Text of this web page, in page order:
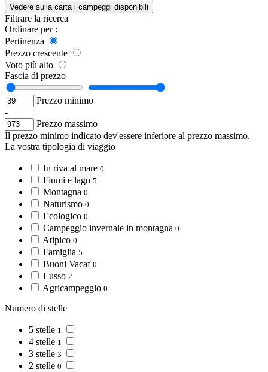
Vedere sulla carta i campeggi disponibili
Filtrare la ricerca
Ordinare per :
Pertinenza
Prezzo crescente
Voto più alto
Fascia di prezzo
Prezzo minimo
-
Prezzo massimo
Il prezzo minimo indicato dev'essere inferiore al prezzo massimo.
La vostra tipologia di viaggio
In riva al mare 0
Fiumi e lago 5
Montagna 0
Naturismo 0
Ecologico 0
Campeggio invernale in montagna 0
Atipico 0
Famiglia 5
Buoni Vacaf 0
Lusso 2
Agricampeggio 0
Numero di stelle
5 stelle 1
4 stelle 1
3 stelle 3
2 stelle 0